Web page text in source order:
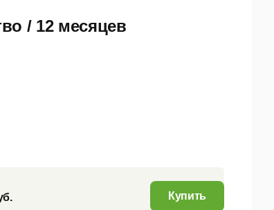
/ 12 месяцев
Купить